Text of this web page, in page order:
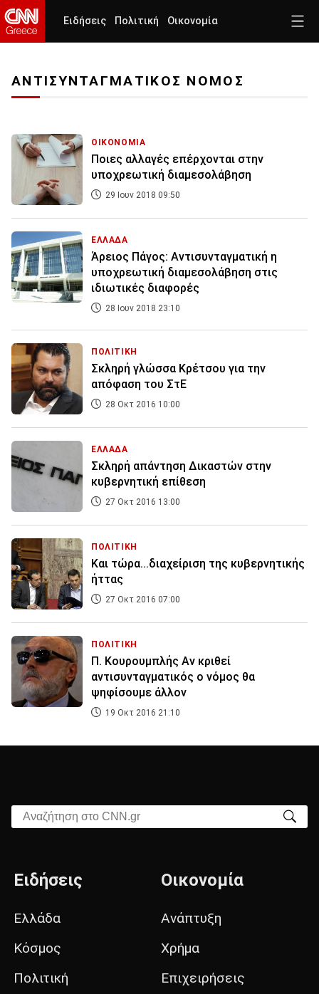
Ειδήσεις Πολιτική Οικονομία
ΑΝΤΙΣΥΝΤΑΓΜΑΤΙΚΟΣ ΝΟΜΟΣ
ΟΙΚΟΝΟΜΙΑ
Ποιες αλλαγές επέρχονται στην
υποχρεωτική διαμεσολάβηση
29 Ιουν 2018 09:50
ΕΛΛΑΔΑ
Άρειος Πάγος: Αντισυνταγματική η
υποχρεωτική διαμεσολάβηση στις
ιδιωτικές διαφορές
28 Ιουν 2018 23:10
ΠΟΛΙΤΙΚΗ
Σκληρή γλώσσα Κρέτσου για την
απόφαση του ΣτΕ
28 Οκτ 2016 10:00
ΕΛΛΑΔΑ
Σκληρή απάντηση Δικαστών στην
κυβερνητική επίθεση
27 Οκτ 2016 13:00
ΠΟΛΙΤΙΚΗ
Και τώρα...διαχείριση της κυβερνητικής
ήττας
27 Οκτ 2016 07:00
ΠΟΛΙΤΙΚΗ
Π. Κουρουμπλής Αν κριθεί
αντισυνταγματικός ο νόμος θα
ψηφίσουμε άλλον
19 Οκτ 2016 21:10
Αναζήτηση στο CNN.gr
Ειδήσεις
Ελλάδα
Κόσμος
Πολιτική
Οικονομία
Ανάπτυξη
Χρήμα
Επιχειρήσεις